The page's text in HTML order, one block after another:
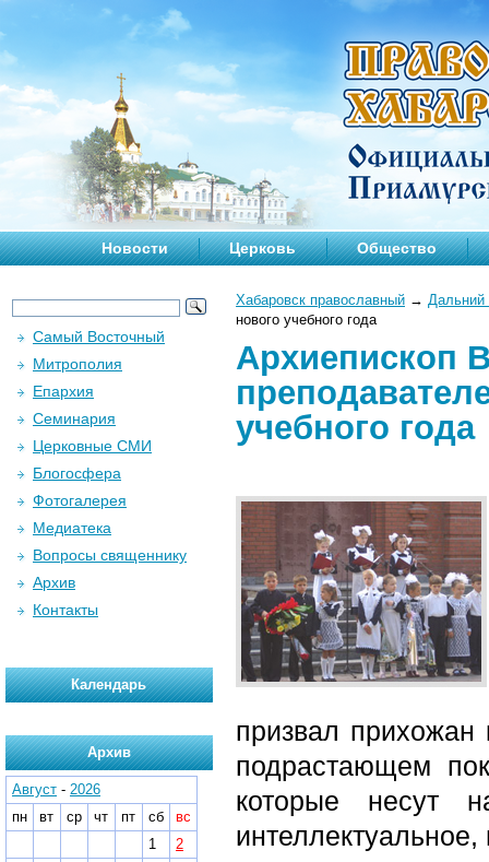
Новости Церковь Общество
Хабаровск православный → Дальний
нового учебного года
Архиепископ
учебного года
призвал
подрастающем
которые несут
Самый Восточный
Митрополия
Епархия
Семинария
Церковные СМИ
Блогосфера
Фотогалерея
Медиатека
Вопросы священнику
Архив
Контакты
Календарь
Архив
Август - 2026
пн
вт ср чт пт сб
вс
1
2